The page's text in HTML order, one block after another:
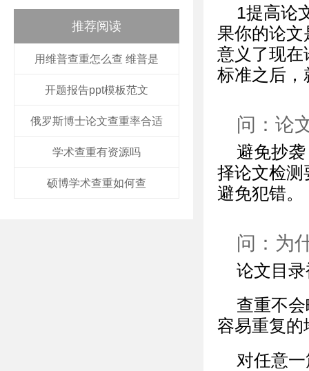
推荐阅读
用维普查重怎么查 维普是
开题报告ppt模板范文
俄罗斯博士论文查重率合适
学术查重有资源吗
硕博学术查重如何查
1提高论
果你的论文
意义了现在
标准之后，
问：论
避免抄
择论文检测
避免犯错。
问：为
论文目
查重不
容易重复的
对任意